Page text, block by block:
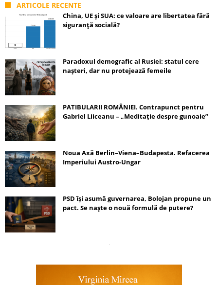
ARTICOLE RECENTE
China, UE și SUA: ce valoare are libertatea fără
siguranță socială?
Paradoxul demografic al Rusiei: statul cere
nașteri, dar nu protejează femeile
PATIBULARII ROMÂNIEI. Contrapunct pentru
Gabriel Liiceanu – „Meditație despre gunoaie”
Noua Axă Berlin–Viena–Budapesta. Refacerea
Imperiului Austro-Ungar
PSD își asumă guvernarea, Bolojan propune un
pact. Se naște o nouă formulă de putere?